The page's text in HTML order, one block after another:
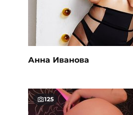
Анна Иванова
125